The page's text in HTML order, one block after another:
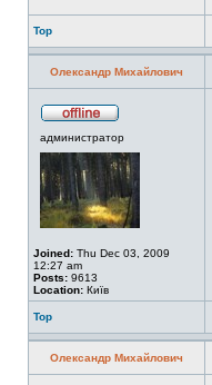
Top
Олександр Михайлович
администратор
Joined: Thu Dec 03, 2009
12:27 am
Posts: 9613
Location: Київ
Top
Олександр Михайлович